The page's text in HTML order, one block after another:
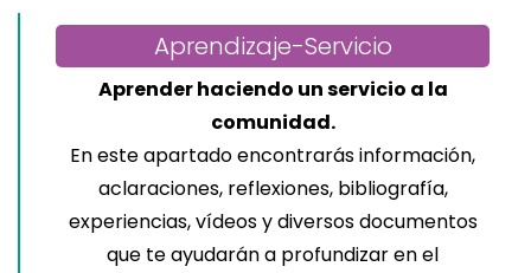
Aprendizaje-Servicio
Aprender haciendo un servicio a la
comunidad.
En este apartado encontrarás información,
aclaraciones, reflexiones, bibliografía,
experiencias, vídeos y diversos documentos
que te ayudarán a profundizar en el